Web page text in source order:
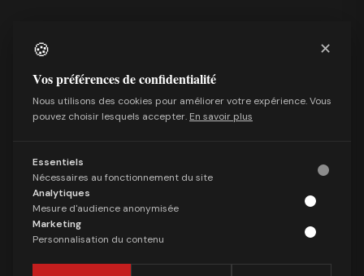
Nous soutenir
Qui sommes-nous
Facebook
X (Twitter)
Telegram
🍪 ✕
Vos préférences de confidentialité
Nous utilisons des cookies pour améliorer votre expérience. Vous
pouvez choisir lesquels accepter. En savoir plus
Essentiels
Nécessaires au fonctionnement du site
Analytiques
Mesure d'audience anonymisée
Marketing
Personnalisation du contenu